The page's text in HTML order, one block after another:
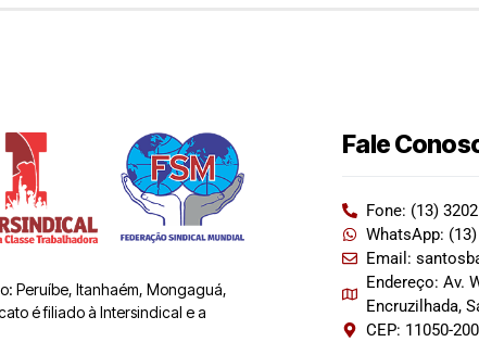
Peruíbe, Itanhaém, Mongaguá,
é filiado à Intersindical e a
Fale
Fone: (13)
WhatsApp:
Email:
Endereço: Av.
Encruzilhada,
CEP: 11050-200